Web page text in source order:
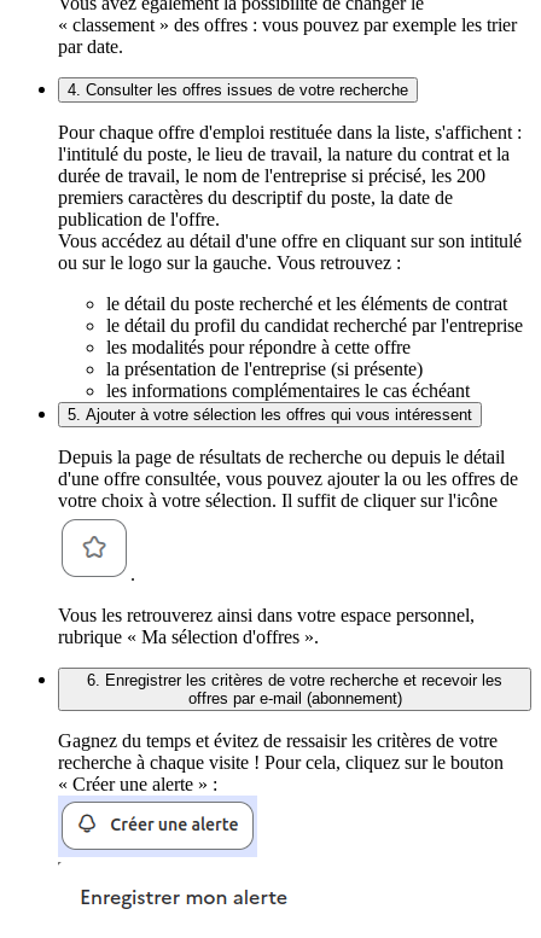
« classement » des offres : vous pouvez par exemple les trier
par date.
4. Consulter les offres issues de votre recherche
Pour chaque offre d'emploi restituée dans la liste, s'affichent :
l'intitulé du poste, le lieu de travail, la nature du contrat et la
durée de travail, le nom de l'entreprise si précisé, les 200
premiers caractères du descriptif du poste, la date de
publication de l'offre.
Vous accédez au détail d'une offre en cliquant sur son intitulé
ou sur le logo sur la gauche. Vous retrouvez :
le détail du poste recherché et les éléments de contrat
le détail du profil du candidat recherché par l'entreprise
les modalités pour répondre à cette offre
la présentation de l'entreprise (si présente)
les informations complémentaires le cas échéant
5. Ajouter à votre sélection les offres qui vous intéressent
Depuis la page de résultats de recherche ou depuis le détail
d'une offre consultée, vous pouvez ajouter la ou les offres de
votre choix à votre sélection. Il suffit de cliquer sur l'icône
.
Vous les retrouverez ainsi dans votre espace personnel,
rubrique « Ma sélection d'offres ».
6. Enregistrer les critères de votre recherche et recevoir les
offres par e-mail (abonnement)
Gagnez du temps et évitez de ressaisir les critères de votre
recherche à chaque visite ! Pour cela, cliquez sur le bouton
« Créer une alerte » :